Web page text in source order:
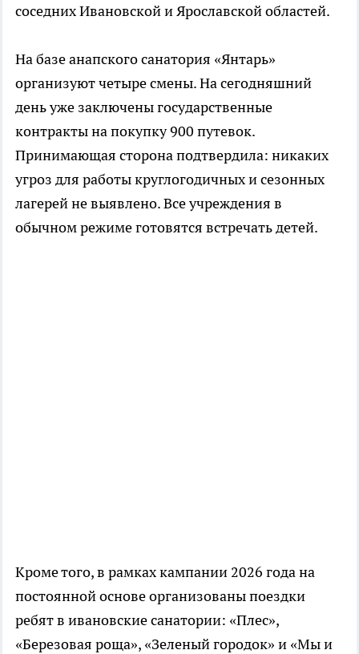
соседних Ивановской и Ярославской областей.
На базе анапского санатория «Янтарь»
организуют четыре смены. На сегодняшний
день уже заключены государственные
контракты на покупку 900 путевок.
Принимающая сторона подтвердила: никаких
угроз для работы круглогодичных и сезонных
лагерей не выявлено. Все учреждения в
обычном режиме готовятся встречать детей.
Кроме того, в рамках кампании 2026 года на
постоянной основе организованы поездки
ребят в ивановские санатории: «Плес»,
«Березовая роща», «Зеленый городок» и «Мы и